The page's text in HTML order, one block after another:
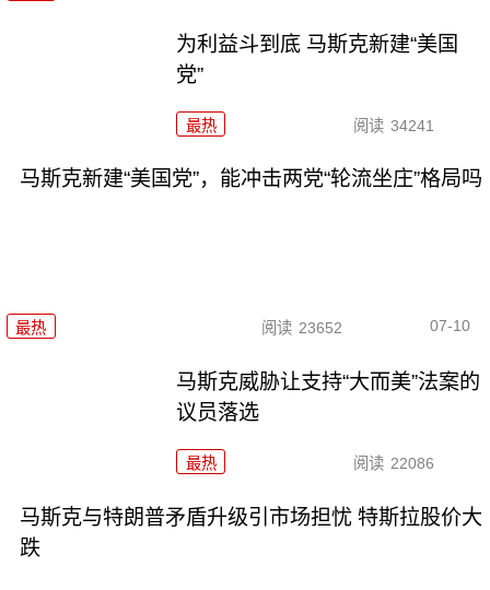
为利益斗到底 马斯克新建“美国
党”
最热 阅读 34241
马斯克新建“美国党”，能冲击两党“轮流坐庄”格局吗
最热 阅读 23652 07-10
马斯克威胁让支持“大而美”法案的
议员落选
最热 阅读 22086
马斯克与特朗普矛盾升级引市场担忧 特斯拉股价大
跌